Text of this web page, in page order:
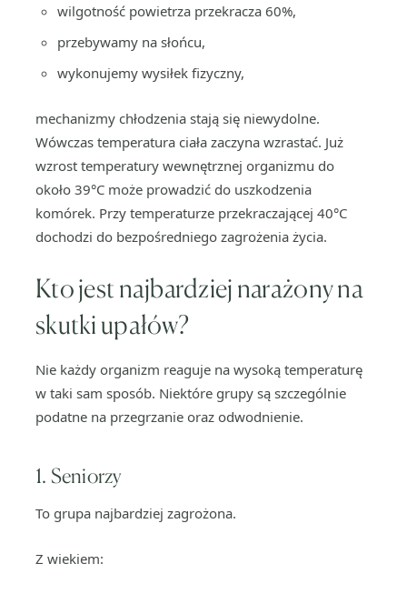
wilgotność powietrza przekracza 60%,
przebywamy na słońcu,
wykonujemy wysiłek fizyczny,
mechanizmy chłodzenia stają się niewydolne.
Wówczas temperatura ciała zaczyna wzrastać. Już
wzrost temperatury wewnętrznej organizmu do
około 39°C może prowadzić do uszkodzenia
komórek. Przy temperaturze przekraczającej 40°C
dochodzi do bezpośredniego zagrożenia życia.
Kto jest najbardziej narażony na
skutki upałów?
Nie każdy organizm reaguje na wysoką temperaturę
w taki sam sposób. Niektóre grupy są szczególnie
podatne na przegrzanie oraz odwodnienie.
1. Seniorzy
To grupa najbardziej zagrożona.
Z wiekiem: